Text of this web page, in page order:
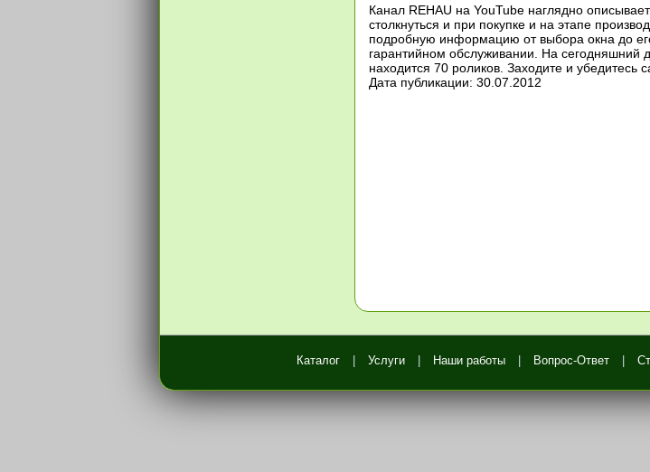
Канал REHAU на YouTube наглядно
столкнуться и при покупке и на этапе
подробную информацию от выбора окна до
гарантийном обслуживании. На сегодняшний
находится 70 роликов. Заходите и убедитесь
Дата публикации: 30.07.2012
Каталог Услуги Наши работы Вопрос-Ответ